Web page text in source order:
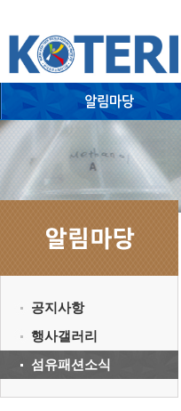
공지사항
행사갤러리
섬유패션소식